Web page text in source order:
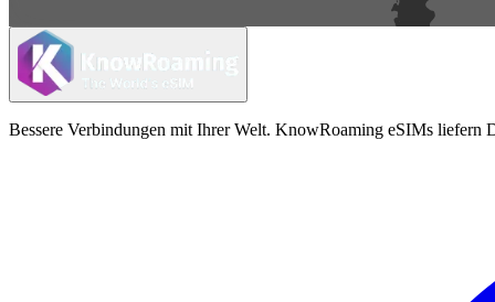
Bessere Verbindungen mit Ihrer Welt. KnowRoaming eSIMs liefern